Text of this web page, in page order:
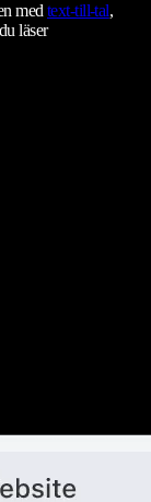
med text-till-tal,
läser